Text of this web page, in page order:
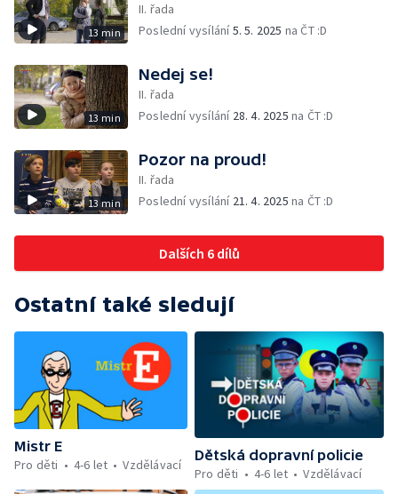
13 min
II. řada
Poslední vysílání5. 5. 2025 na ČT :D
13 min
Nedej se!
II. řada
Poslední vysílání 28. 4. 2025 na ČT :D
13 min
Pozor na proud!
II. řada
Poslední vysílání 21. 4. 2025 na ČT :D
Dalších 6 dílů
Ostatní také sledují
Mistr E
Pro děti
4-6 let Vzdělávací
Dětská dopravní policie
Pro děti
4-6 let Vzdělávací